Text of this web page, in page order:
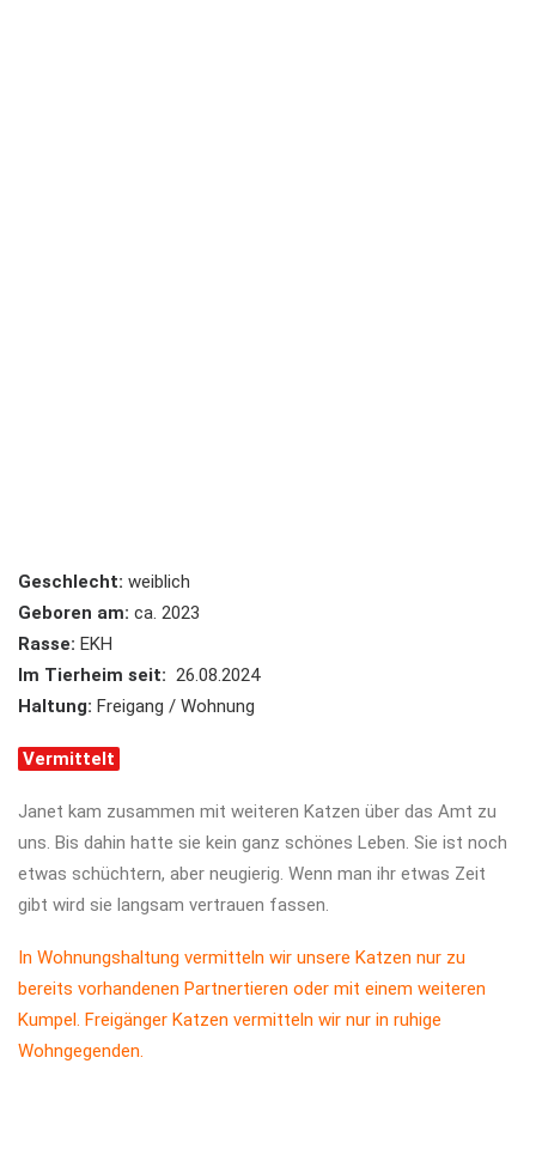
Geschlecht: weiblich
Geboren am: ca. 2023
Rasse: EKH
Im Tierheim seit: 26.08.2024
Haltung: Freigang / Wohnung
Vermittelt
Janet kam zusammen mit weiteren Katzen über das Amt zu
uns. Bis dahin hatte sie kein ganz schönes Leben. Sie ist noch
etwas schüchtern, aber neugierig. Wenn man ihr etwas Zeit
gibt wird sie langsam vertrauen fassen.
In Wohnungshaltung vermitteln wir unsere Katzen nur zu
bereits vorhandenen Partnertieren oder mit einem weiteren
Kumpel. Freigänger Katzen vermitteln wir nur in ruhige
Wohngegenden.